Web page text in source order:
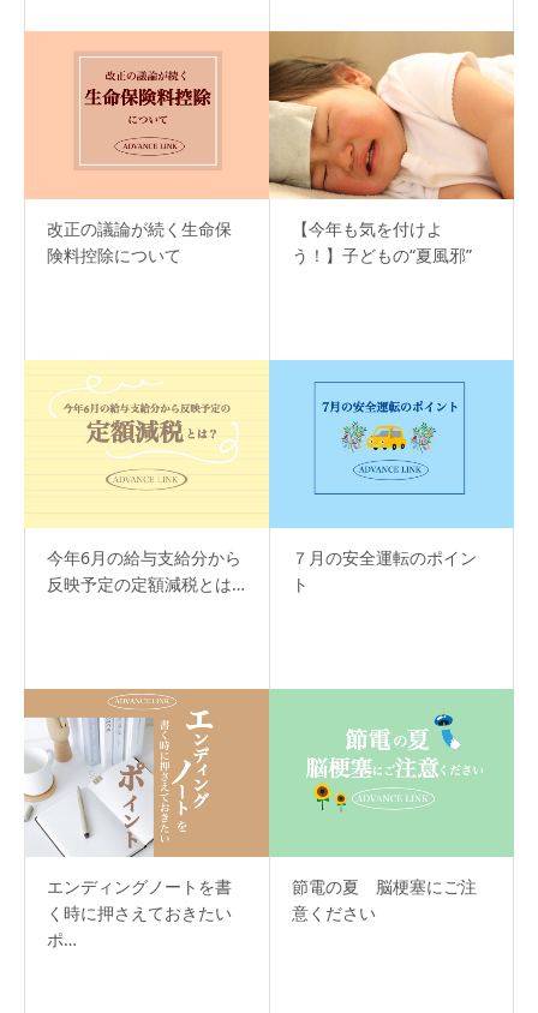
改正の議論が続く生命保
険料控除について
【今年も気を付けよ
う！】子どもの“夏風邪”
今年6月の給与支給分から
反映予定の定額減税とは…
７月の安全運転のポイン
ト
エンディングノートを書
く時に押さえておきたい
ポ…
節電の夏 脳梗塞にご注
意ください